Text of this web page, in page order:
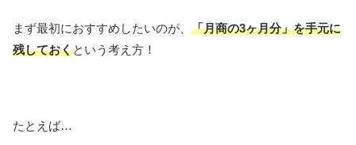
まず最初におすすめしたいのが、 「月商の3ヶ月分」を手元に
残しておくという考え方！
たとえば…